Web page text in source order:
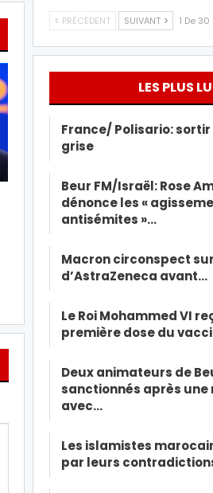
PRÉCÉDENT SUIVANT 1 De 30
LES PLUS
France/ Polisario: sortir
grise
Beur FM/Israël: Rose
dénonce les «
antisémites »…
Macron circonspect
d’AstraZeneca avant…
Le Roi Mohammed VI
première dose du
Deux animateurs de
sanctionnés après
avec…
Les islamistes
par leurs